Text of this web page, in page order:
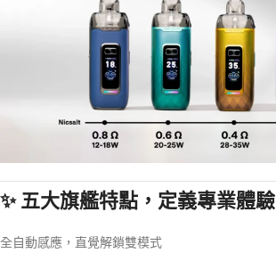
✨ 五大旗艦特點，定義專業體驗
全自動感應，直覺解鎖雙模式